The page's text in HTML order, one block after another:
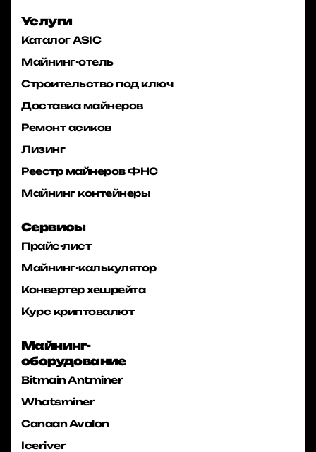
Услуги
Каталог ASIC
Майнинг-отель
Строительство под ключ
Доставка майнеров
Ремонт асиков
Лизинг
Реестр майнеров ФНС
Майнинг контейнеры
Сервисы
Прайс-лист
Майнинг-калькулятор
Конвертер хешрейта
Курс криптовалют
Майнинг-
оборудование
Bitmain Antminer
Whatsminer
Canaan Avalon
Iceriver